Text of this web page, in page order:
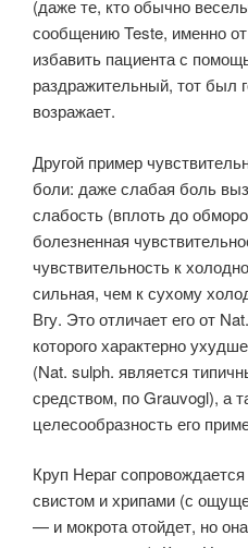
(даже те, кто обычно
сообщению Teste, именно
избавить пациента с
раздражительный, тот был
возражает.
Другой пример
боли: даже слабая боль
слабость (вплоть до
болезненная
чувствительность к
сильная, чем к сухому
Вгу. Это отличает его от
которого характерно
(Nat. sulph. является
средством, по Grauvogl), а
целесообразность его
Круп Нераг
свистом и хрипами (с
— и мокрота отойдет, но